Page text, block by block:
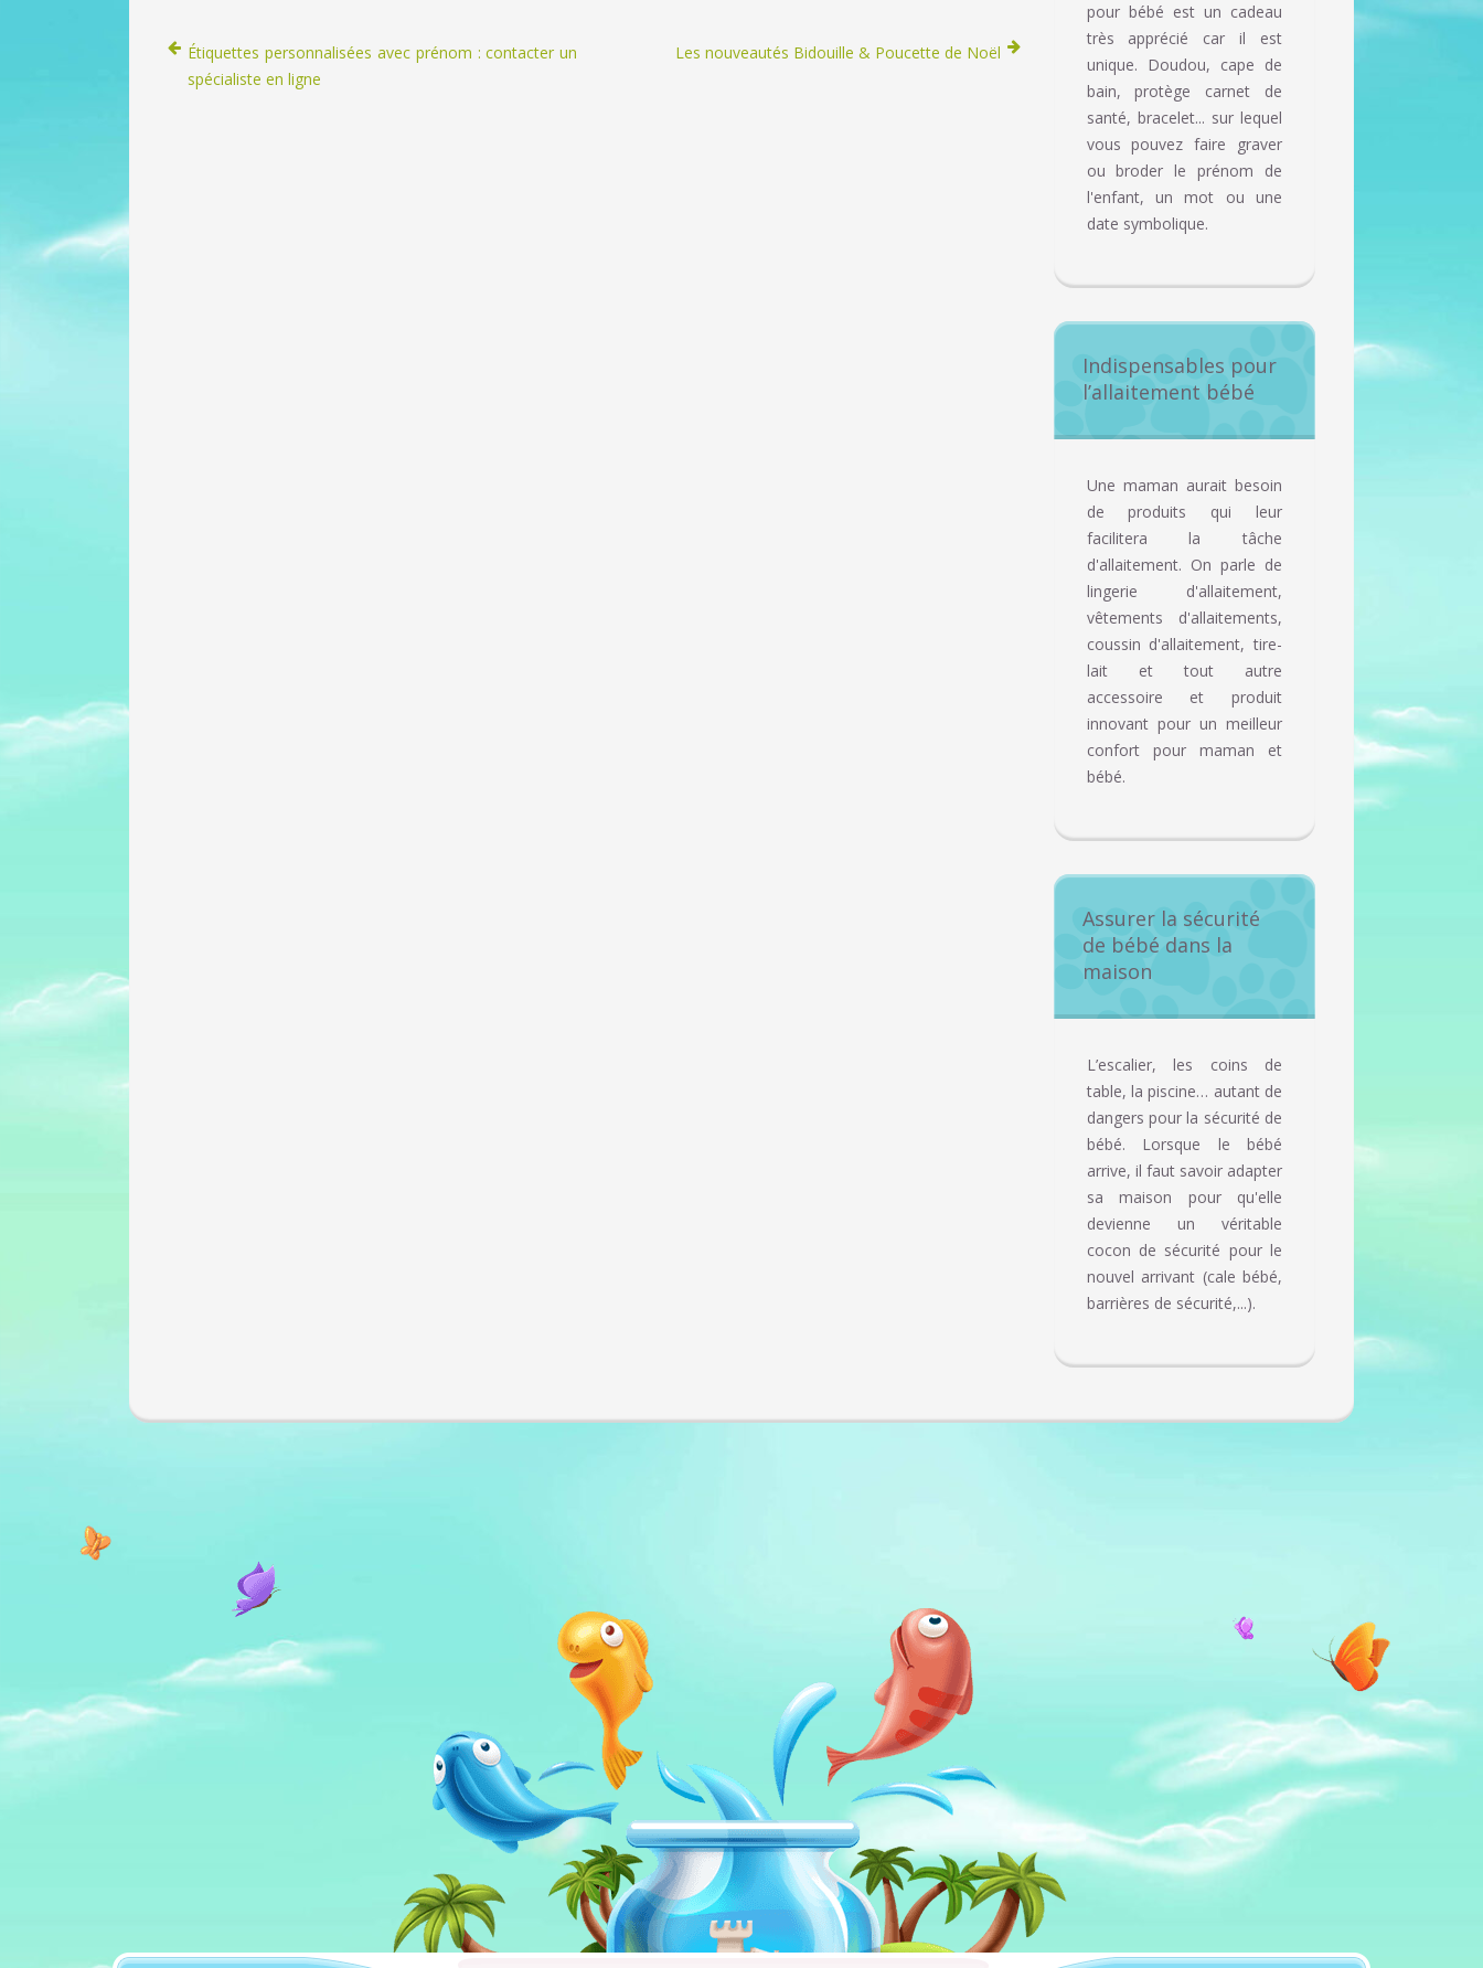
Étiquettes personnalisées avec prénom : contacter un
spécialiste en ligne
Les nouveautés Bidouille & Poucette de Noël
pour bébé est un cadeau
très apprécié car il est
unique. Doudou, cape de
bain, protège carnet de
santé, bracelet... sur lequel
vous pouvez faire graver
ou broder le prénom de
l'enfant, un mot ou une
date symbolique.
Indispensables pour
l’allaitement bébé
Une maman aurait besoin
de produits qui leur
facilitera la tâche
d'allaitement. On parle de
lingerie d'allaitement,
vêtements d'allaitements,
coussin d'allaitement, tire-
lait et tout autre
accessoire et produit
innovant pour un meilleur
confort pour maman et
bébé.
Assurer la sécurité
de bébé dans la
maison
L’escalier, les coins de
table, la piscine… autant de
dangers pour la sécurité de
bébé. Lorsque le bébé
arrive, il faut savoir adapter
sa maison pour qu'elle
devienne un véritable
cocon de sécurité pour le
nouvel arrivant (cale bébé,
barrières de sécurité,...).